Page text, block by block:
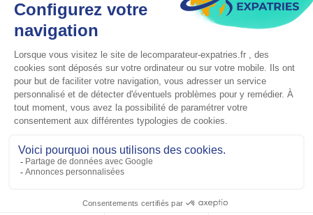
décembre 8, 2025
Expatriation Aux USA :
L’assurance Santé Française Est-
Elle La Meilleure Option En 2025
?
novembre 28, 2025
Lire plus »
Vivre Et Bien S’assurer